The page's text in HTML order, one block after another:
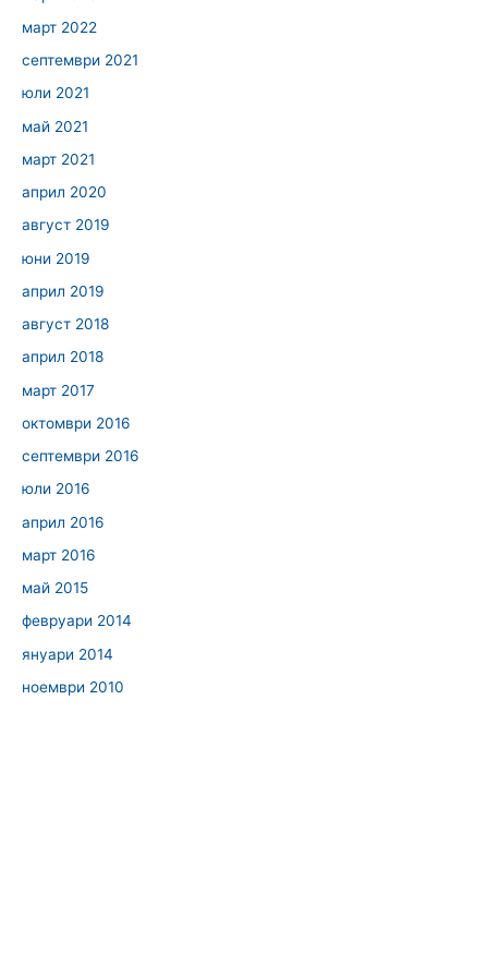
март 2022
септември 2021
юли 2021
май 2021
март 2021
април 2020
август 2019
юни 2019
април 2019
август 2018
април 2018
март 2017
октомври 2016
септември 2016
юли 2016
април 2016
март 2016
май 2015
февруари 2014
януари 2014
ноември 2010